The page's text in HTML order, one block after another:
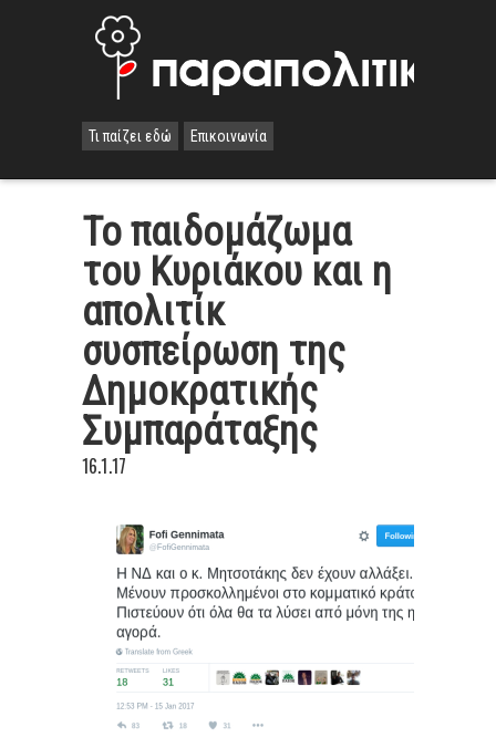
Τι παίζει εδώ Επικοινωνία
Το παιδομάζωμα
του Κυριάκου και η
απολιτίκ
συσπείρωση της
Δημοκρατικής
Συμπαράταξης
16.1.17